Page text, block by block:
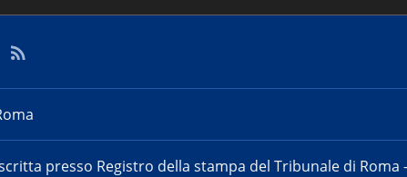
presso Registro della stampa del Tribunale di Roma